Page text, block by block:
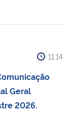
11:14
Geral
2026.